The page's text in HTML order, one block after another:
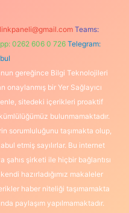
Teams:
0262 606 0 726 Telegram:
gereğince Bilgi Teknolojileri
onaylanmış bir Yer Sağlayıcı
sitedeki içerikleri proaktif
bulunmamaktadır.
sorumluluğunu taşımakta olup,
etmiş sayılırlar. Bu internet
şirketi ile hiçbir bağlantısı
hazırladığımız makaleler
haber niteliği taşımamakta
paylaşım yapılmamaktadır.